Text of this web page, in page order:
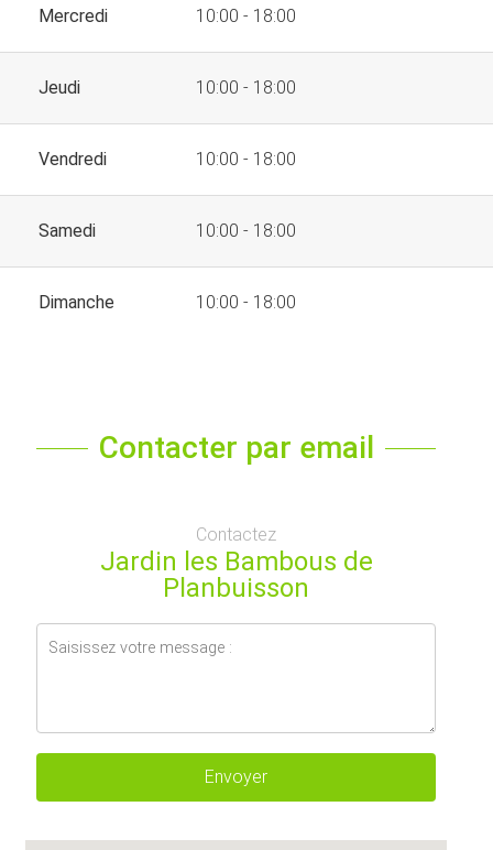
Mercredi 10:00 - 18:00
Jeudi 10:00 - 18:00
Vendredi 10:00 - 18:00
Samedi 10:00 - 18:00
Dimanche 10:00 - 18:00
Contacter par email
Contactez
Jardin les Bambous de
Planbuisson
Envoyer